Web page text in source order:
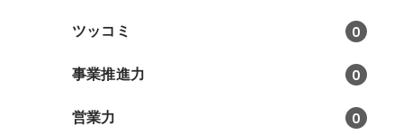
ツッコミ 0
事業推進力 0
営業力 0